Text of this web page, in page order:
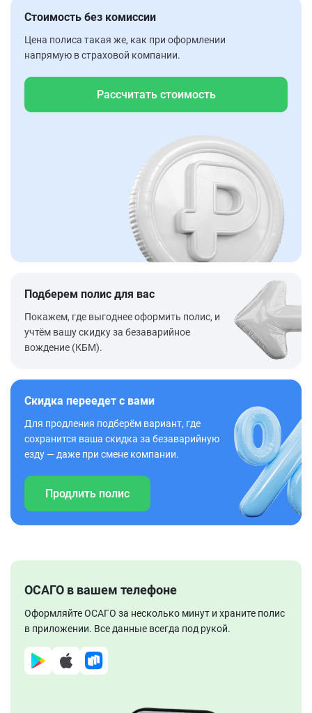
Стоимость без комиссии
Цена полиса такая же, как при оформлении
напрямую в страховой компании.
Рассчитать стоимость
Подберем полис для вас
Покажем, где выгоднее оформить полис, и
учтём вашу скидку за безаварийное
вождение (КБМ).
Скидка переедет с вами
Для продления подберём вариант, где
сохранится ваша скидка за безаварийную
езду — даже при смене компании.
Продлить полис
ОСАГО в вашем телефоне
Оформляйте ОСАГО за несколько минут и храните полис
в приложении. Все данные всегда под рукой.